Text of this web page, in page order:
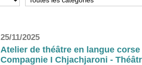
25/11/2025
Atelier de théâtre en langue
Compagnie I Chjachjaroni -